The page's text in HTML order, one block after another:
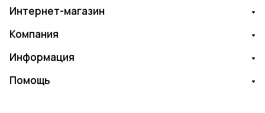
Интернет-магазин
Компания
Информация
Помощь